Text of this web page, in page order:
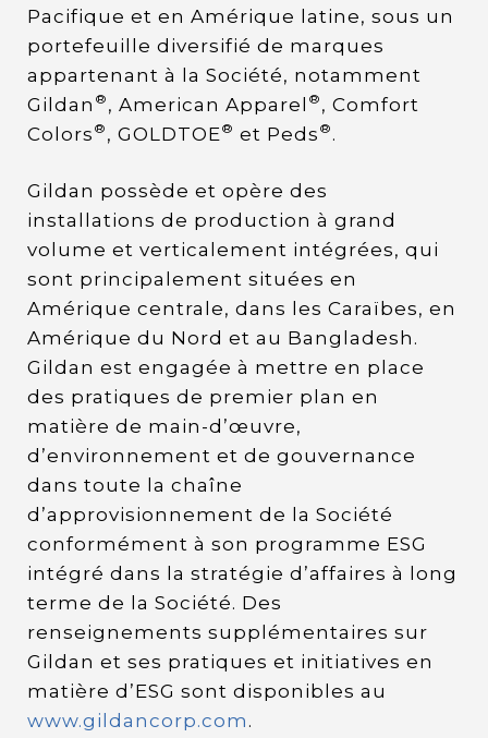
Pacifique et en Amérique latine, sous un
portefeuille diversifié de marques
appartenant à la Société, notamment
Gildan ® , American Apparel ® , Comfort
Colors ® , GOLDTOE ® et Peds ® .
Gildan possède et opère des
installations de production à grand
volume et verticalement intégrées, qui
sont principalement situées en
Amérique centrale, dans les Caraïbes, en
Amérique du Nord et au Bangladesh.
Gildan est engagée à mettre en place
des pratiques de premier plan en
matière de main-d’œuvre,
d’environnement et de gouvernance
dans toute la chaîne
d’approvisionnement de la Société
conformément à son programme ESG
intégré dans la stratégie d’affaires à long
terme de la Société. Des
renseignements supplémentaires sur
Gildan et ses pratiques et initiatives en
matière d’ESG sont disponibles au
www.gildancorp.com .